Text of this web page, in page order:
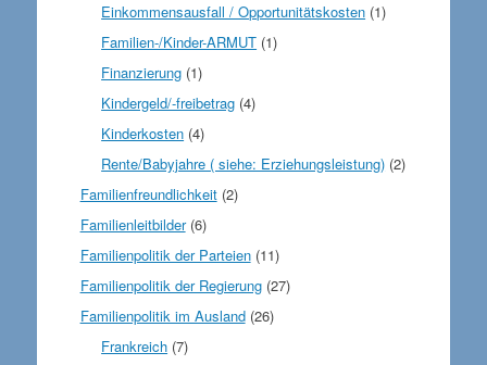
Einkommensausfall / Opportunitätskosten (1)
Familien-/Kinder-ARMUT (1)
Finanzierung (1)
Kindergeld/-freibetrag (4)
Kinderkosten (4)
Rente/Babyjahre ( siehe: Erziehungsleistung) (2)
Familienfreundlichkeit(2)
Familienleitbilder(6)
Familienpolitik der Parteien(11)
Familienpolitik der Regierung(27)
Familienpolitik im Ausland(26)
Frankreich (7)